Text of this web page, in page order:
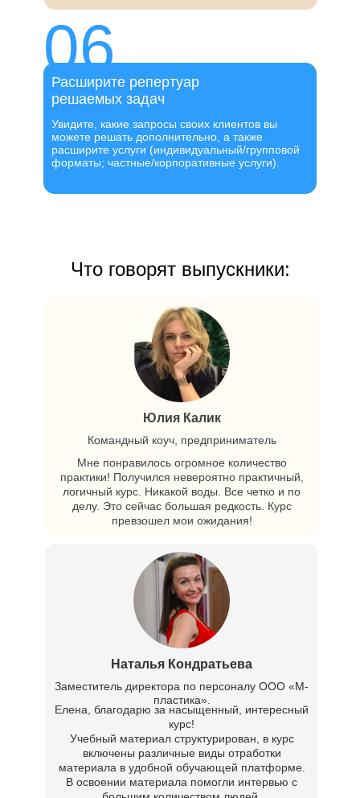
06
Расширите репертуар
решаемых задач
Увидите, какие запросы своих клиентов вы
можете решать дополнительно, а также
расширите услуги (индивидуальный/групповой
форматы; частные/корпоративные услуги).
Что говорят выпускники:
Наталья Кондратьева
Елена, благодарю за насыщенный, интересный
курс!
Учебный материал структурирован, в курс
включены различные виды отработки
материала в удобной обучающей платформе.
В освоении материала помогли интервью с
Заместитель директора по персоналу ООО «М-
пластика».
Юлия Калик
Мне понравилось огромное количество
практики! Получился невероятно практичный,
логичный курс. Никакой воды. Все четко и по
делу. Это сейчас большая редкость. Курс
превзошел мои ожидания!
Командный коуч, предприниматель